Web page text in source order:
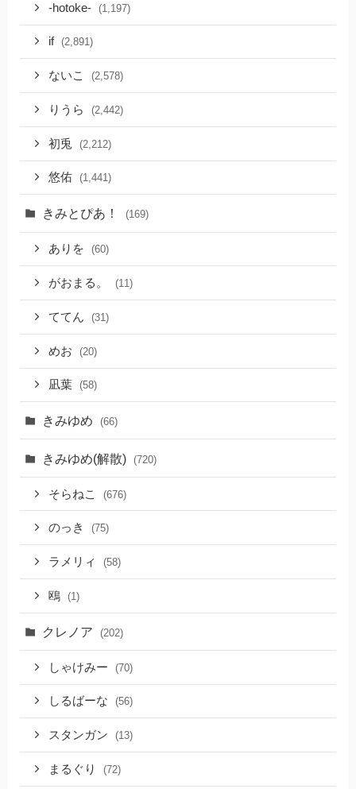
-hotoke- (1,197)
if (2,891)
ないこ (2,578)
りうら (2,442)
初兎 (2,212)
悠佑 (1,441)
きみとぴあ！ (169)
ありを (60)
がおまる。 (11)
ててん (31)
めお (20)
凪葉 (58)
きみゆめ (66)
きみゆめ(解散) (720)
そらねこ (676)
のっき (75)
ラメリィ (58)
鴎 (1)
クレノア (202)
しゃけみー (70)
しるばーな (56)
スタンガン (13)
まるぐり (72)